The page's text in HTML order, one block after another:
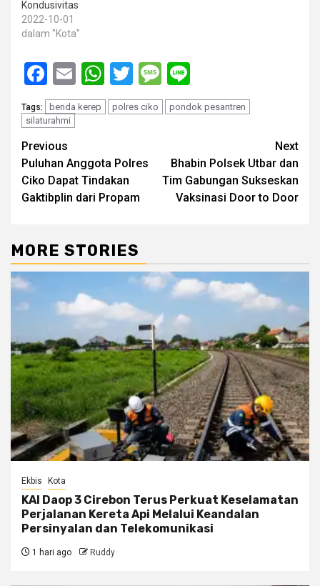
Kondusivitas
2022-10-01
dalam "Kota"
Facebook
EmailWhatsApp
TwitterMessage
Tags: benda kerep polres ciko
pondok pesantren
silaturahmi
Post
navigation
Previous
Puluhan Anggota Polres
Ciko Dapat Tindakan
Gaktibplin dari Propam
Next
Bhabin Polsek Utbar dan
Tim Gabungan Sukseskan
Vaksinasi Door to Door
MORE STORIES
Ekbis Kota
KAI Daop 3 Cirebon Terus Perkuat Keselamatan
Perjalanan Kereta Api Melalui Keandalan
Persinyalan dan Telekomunikasi
1 hari ago Ruddy